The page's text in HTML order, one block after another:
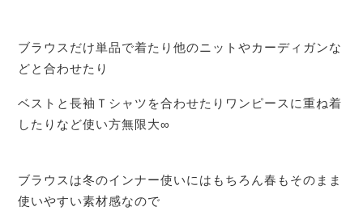
ブラウスだけ単品で着たり他のニットやカーディガンな
どと合わせたり
ベストと長袖Ｔシャツを合わせたりワンピースに重ね着
したりなど使い方無限大∞
ブラウスは冬のインナー使いにはもちろん春もそのまま
使いやすい素材感なので